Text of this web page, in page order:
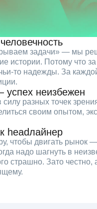
задачи» — мы
истории. Потому что
надежды. За
успех неизбежен
разных точек
своим опытом,
headлайнер
чтобы двигать рынок
надо шагнуть в
страшно. Зато честно,